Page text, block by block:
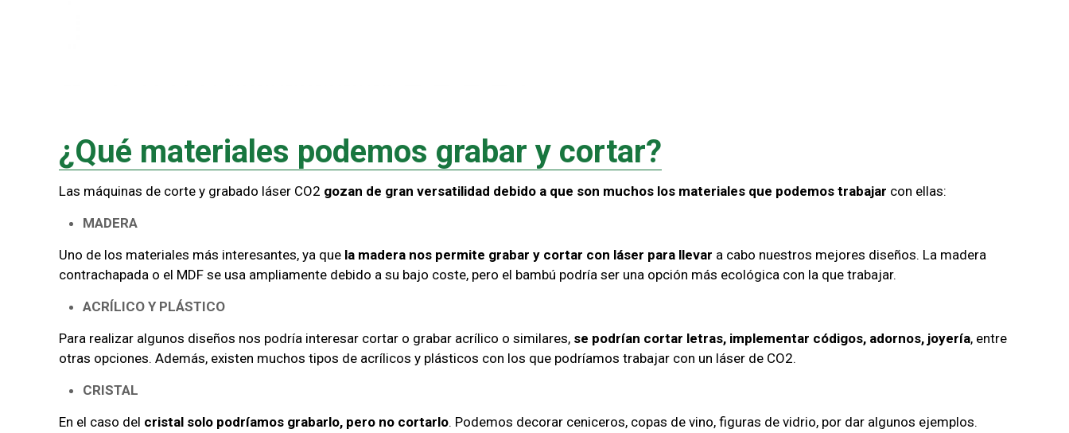
¿Qué materiales podemos grabar y cortar?
Las máquinas de corte y grabado láser CO2 gozan de gran versatilidad debido a que son muchos los materiales que podemos trabajar con ellas:
MADERA
Uno de los materiales más interesantes, ya que la madera nos permite grabar y cortar con láser para llevar a cabo nuestros mejores diseños. La madera
contrachapada o el MDF se usa ampliamente debido a su bajo coste, pero el bambú podría ser una opción más ecológica con la que trabajar.
ACRÍLICO Y PLÁSTICO
Para realizar algunos diseños nos podría interesar cortar o grabar acrílico o similares, se podrían cortar letras, implementar códigos, adornos, joyería, entre
otras opciones. Además, existen muchos tipos de acrílicos y plásticos con los que podríamos trabajar con un láser de CO2.
CRISTAL
En el caso del cristal solo podríamos grabarlo, pero no cortarlo. Podemos decorar ceniceros, copas de vino, figuras de vidrio, por dar algunos ejemplos.